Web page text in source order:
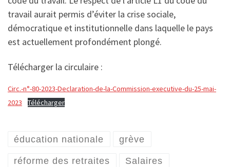
travail aurait permis d’éviter la crise sociale,
démocratique et institutionnelle dans laquelle le pays
est actuellement profondément plongé.
Télécharger la circulaire :
Circ.-n°-80-2023-Declaration-de-la-Commission-executive-du-25-mai-
2023
Télécharger
éducation nationale grève
réforme des retraites Salaires